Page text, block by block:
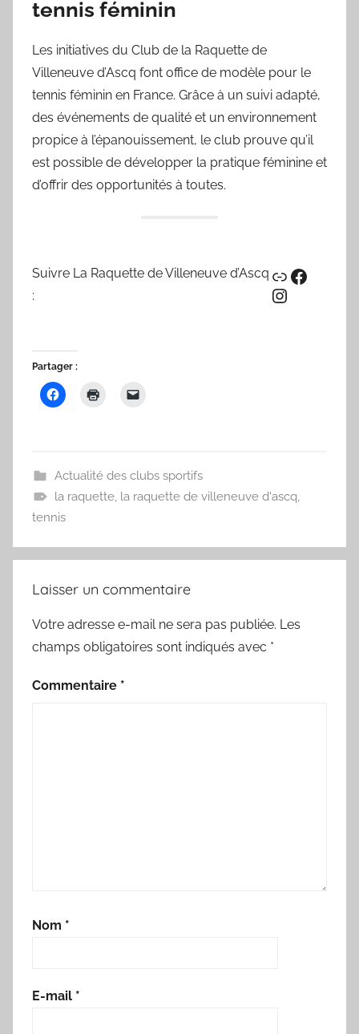
tennis féminin
Les initiatives du Club de la Raquette de
Villeneuve d’Ascq font office de modèle pour le
tennis féminin en France. Grâce à un suivi adapté,
des événements de qualité et un environnement
propice à l’épanouissement, le club prouve qu’il
est possible de développer la pratique féminine et
d’offrir des opportunités à toutes.
Suivre La Raquette de Villeneuve d’Ascq
:
Lien
Instagram
Partager :
Actualité des clubs sportifs
la raquette, la raquette de villeneuve d'ascq,
tennis
Laisser un commentaire
Votre adresse e-mail ne sera pas publiée. Les
champs obligatoires sont indiqués avec *
Commentaire *
Nom *
E-mail *